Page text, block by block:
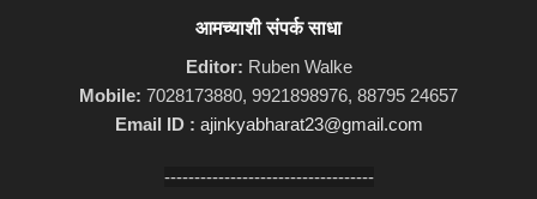
आमच्याशी संपर्क साधा
Editor: Ruben Walke
Mobile: 7028173880, 9921898976, 88795 24657
Email ID : ajinkyabharat23@gmail.com
-----------------------------------